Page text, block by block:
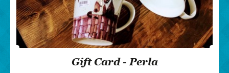
Gift Card - Perla